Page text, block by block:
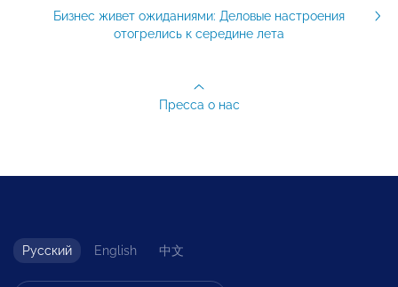
Бизнес живет ожиданиями: Деловые настроения
отогрелись к середине лета
Пресса о нас
Русский English 中文